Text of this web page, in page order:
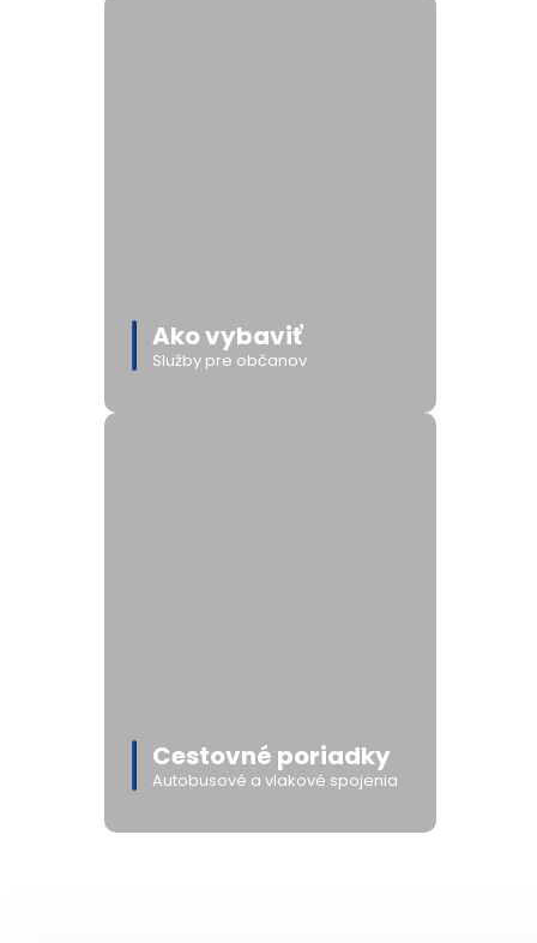
Ako vybaviť
Služby pre občanov
Cestovné poriadky
Autobusové a vlakové spojenia